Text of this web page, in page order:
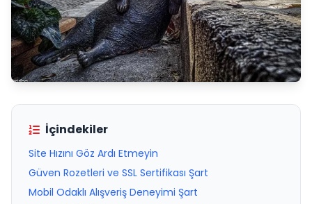
İçindekiler
Site Hızını Göz Ardı Etmeyin
Güven Rozetleri ve SSL Sertifikası Şart
Mobil Odaklı Alışveriş Deneyimi Şart